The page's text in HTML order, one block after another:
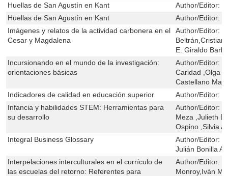
Huellas de San Agustín en Kant Author/Editor:
Huellas de San Agustín en Kant
Author/Editor:
Imágenes y relatos de la actividad carbonera en el
Cesar y Magdalena
Author/Editor:
Beltrán,Cristian
E. Giraldo
Incursionando en el mundo de la investigación:
orientaciones básicas
Author/Editor:
Caridad ,Olga
Castellano
Indicadores de calidad en educación superior
Author/Editor:
Infancia y habilidades STEM: Herramientas para
su desarrollo
Author/Editor:
Meza ,Julieth
Ospino ,Silvia
Integral Business Glossary
Author/Editor:
Julián Bonilla
Interpelaciones interculturales en el currículo de
las escuelas del retorno: Referentes para
Author/Editor:
Monroy,Iván